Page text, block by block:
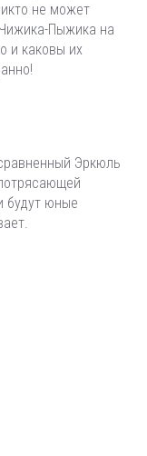
не может
Пыжика на
и каковы их
Эркюль
будут юные